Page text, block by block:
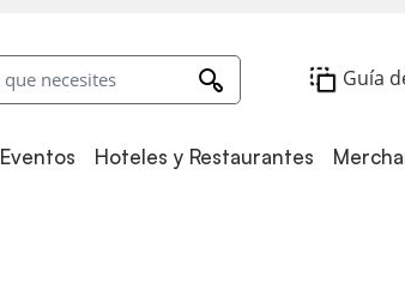
Guía
Eventos Hoteles y Restaurantes